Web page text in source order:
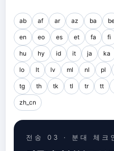
ab af ar az ba
en eo es et fa fi
hu hy id it ja ka
lo lt lv ml nl pl
tg th tk tl tr tt
zh_cn
전송 03 · 분대 체크